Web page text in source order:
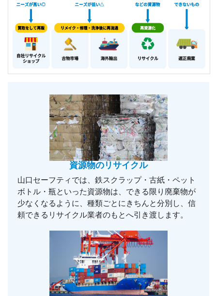
資源物のリサイクル
山口セーフティでは、鉄スクラップ・古紙・ペット
ボトル・瓶といった資源物は、できる限り廃棄物が
少なくなるように、種類ごとにきちんと分別し、信
頼できるリサイクル業者のもとへ引き渡します。